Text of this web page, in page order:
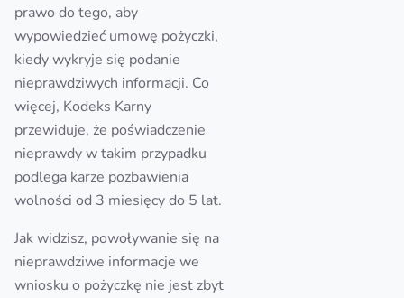
prawo do tego, aby
wypowiedzieć umowę pożyczki,
kiedy wykryje się podanie
nieprawdziwych informacji. Co
więcej, Kodeks Karny
przewiduje, że poświadczenie
nieprawdy w takim przypadku
podlega karze pozbawienia
wolności od 3 miesięcy do 5 lat.
Jak widzisz, powoływanie się na
nieprawdziwe informacje we
wniosku o pożyczkę nie jest zbyt